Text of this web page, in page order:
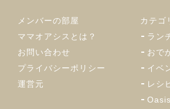
メンバーの部屋
ママオアシスとは？
お問い合わせ
プライバシーポリシー
運営元
カテゴ
ラン
おで
イベ
レシ